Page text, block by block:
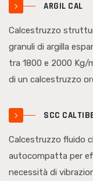
ARGIL CAL
Calcestruzzo
granuli di argilla
tra 1800 e 2000 Kg/
di un calcestruzzo
SCC
Calcestruzzo fluido
autocompatta per
necessità di